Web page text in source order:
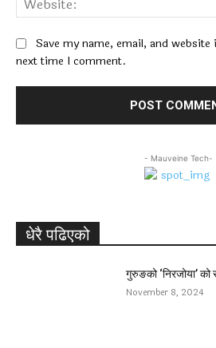
Save my name, email, and
next time I comment.
- Mauveine Tech-
धेरै पढिएको
गुरुङको ‘निरजोया’ को
November 8, 2024